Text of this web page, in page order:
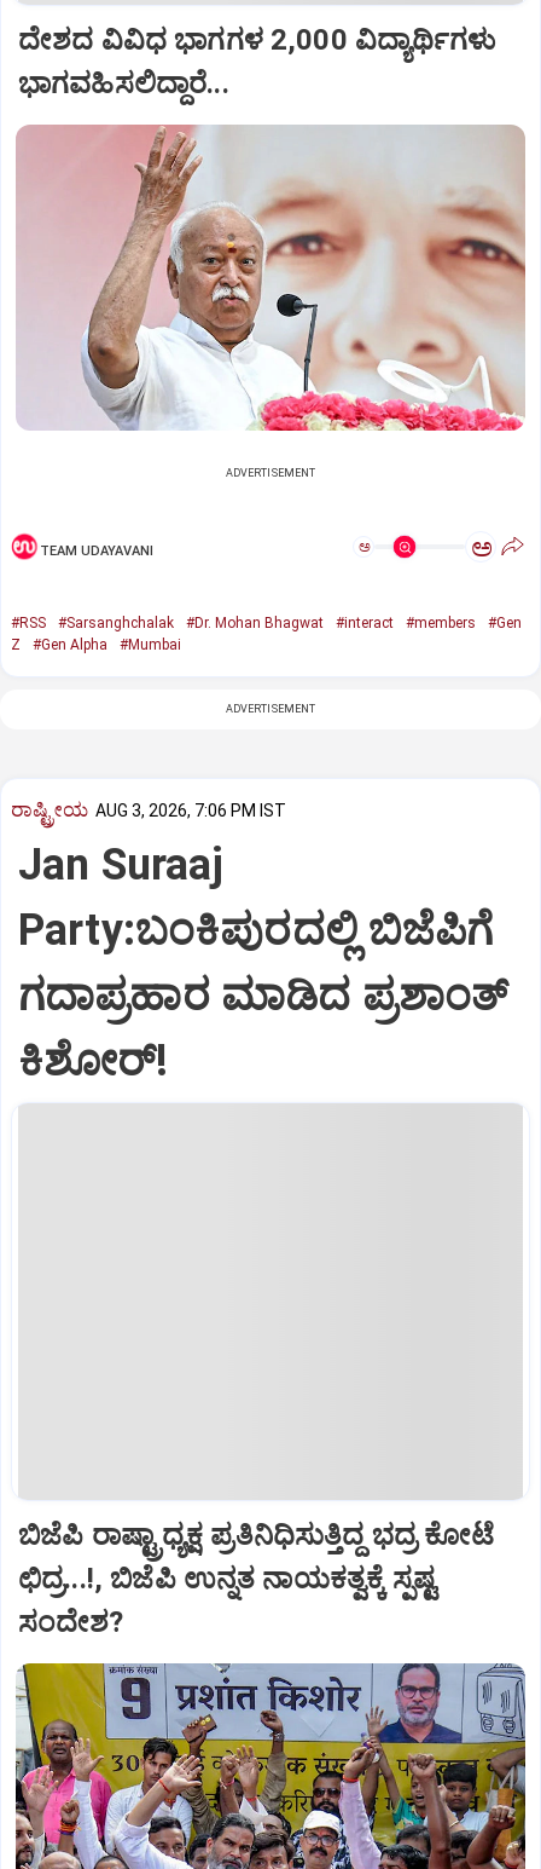
ದೇಶದ ವಿವಿಧ ಭಾಗಗಳ 2,000 ವಿದ್ಯಾರ್ಥಿಗಳು
ಭಾಗವಹಿಸಲಿದ್ದಾರೆ...
ADVERTISEMENT
TEAM UDAYAVANI ಅ ಅ
#RSS #Sarsanghchalak #Dr. Mohan Bhagwat #interact #members
#Gen
Z
#Gen Alpha #Mumbai
ADVERTISEMENT
ರಾಷ್ಟ್ರೀಯ AUG 3, 2026, 7:06 PM IST
Jan Suraaj
Party:ಬಂಕಿಪುರದಲ್ಲಿ ಬಿಜೆಪಿಗೆ
ಗದಾಪ್ರಹಾರ ಮಾಡಿದ ಪ್ರಶಾಂತ್
ಕಿಶೋರ್!
ಬಿಜೆಪಿ ರಾಷ್ಟ್ರಾಧ್ಯಕ್ಷ ಪ್ರತಿನಿಧಿಸುತ್ತಿದ್ದ ಭದ್ರ ಕೋಟೆ
ಛಿದ್ರ...!, ಬಿಜೆಪಿ ಉನ್ನತ ನಾಯಕತ್ವಕ್ಕೆ ಸ್ಪಷ್ಟ
ಸಂದೇಶ?